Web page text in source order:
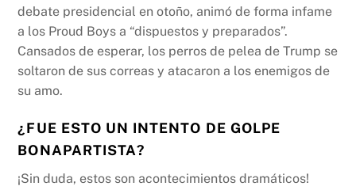
debate presidencial en otoño, animó de forma infame
a los Proud Boys a “dispuestos y preparados”.
Cansados ​​de esperar, los perros de pelea de Trump se
soltaron de sus correas y atacaron a los enemigos de
su amo.
¿FUE ESTO UN INTENTO DE GOLPE
BONAPARTISTA?
¡Sin duda, estos son acontecimientos dramáticos!